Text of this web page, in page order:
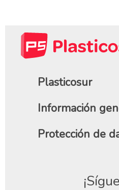
Plasticosur
Información
Protección de